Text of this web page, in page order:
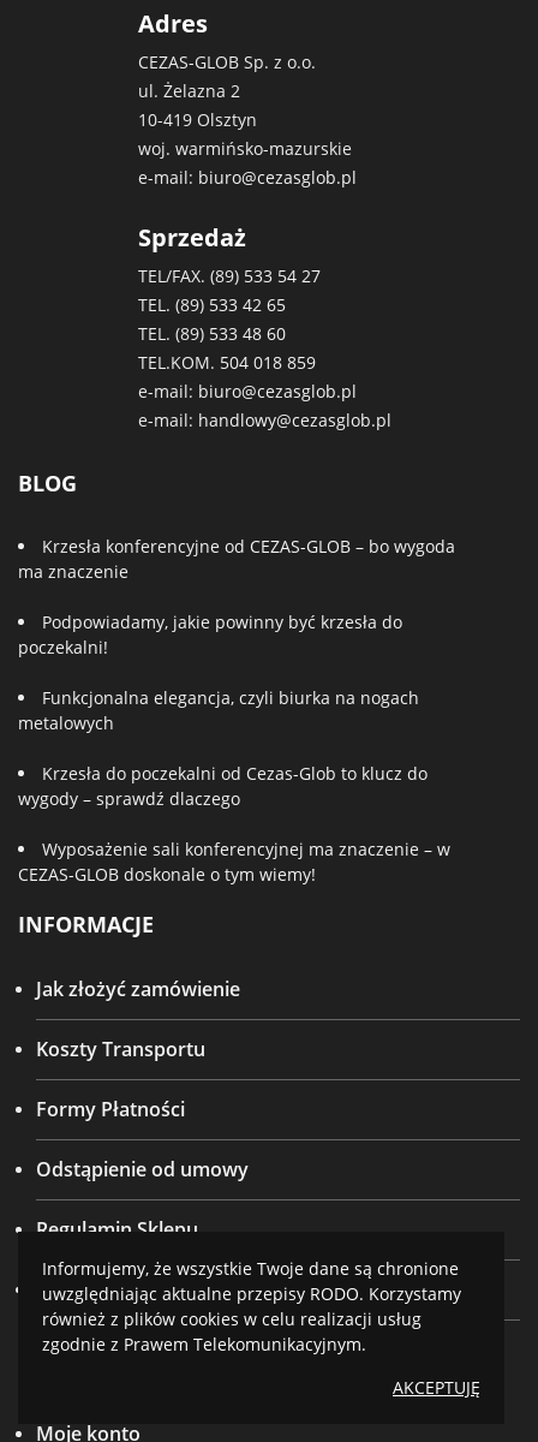
Adres
CEZAS-GLOB Sp. z o.o.
ul. Żelazna 2
10-419 Olsztyn
woj. warmińsko-mazurskie
e-mail: biuro@cezasglob.pl
Sprzedaż
TEL/FAX. (89) 533 54 27
TEL. (89) 533 42 65
TEL. (89) 533 48 60
TEL.KOM. 504 018 859
e-mail: biuro@cezasglob.pl
e-mail: handlowy@cezasglob.pl
BLOG
Krzesła konferencyjne od CEZAS-GLOB – bo wygoda
ma znaczenie
Podpowiadamy, jakie powinny być krzesła do
poczekalni!
Funkcjonalna elegancja, czyli biurka na nogach
metalowych
Krzesła do poczekalni od Cezas-Glob to klucz do
wygody – sprawdź dlaczego
Wyposażenie sali konferencyjnej ma znaczenie – w
CEZAS-GLOB doskonale o tym wiemy!
INFORMACJE
Jak złożyć zamówienie
Koszty Transportu
Formy Płatności
Odstąpienie od umowy
Regulamin Sklepu
Polityka prywatności
Moje konto
Informujemy, że wszystkie Twoje dane są chronione
uwzględniając aktualne przepisy RODO. Korzystamy
również z plików cookies w celu realizacji usług
zgodnie z Prawem Telekomunikacyjnym.
AKCEPTUJĘ